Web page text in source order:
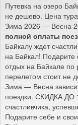
Путевка на озеро
не дешево. Цена
Зима 2026 — Весна
полной оплаты
Байкалу ждет
на Байкал!
отдых на Байкале по
перелетом стоит не
Зима — Весна
поездки. СКИДКА ДО
счастливчика,
Подарите себе и